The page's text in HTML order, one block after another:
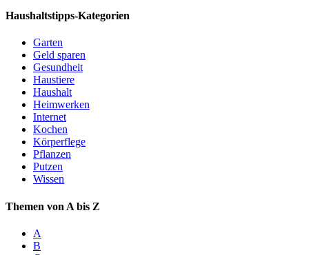
Haushaltstipps-Kategorien
Garten
Geld sparen
Gesundheit
Haustiere
Haushalt
Heimwerken
Internet
Kochen
Körperflege
Pflanzen
Putzen
Wissen
Themen von A bis Z
A
B